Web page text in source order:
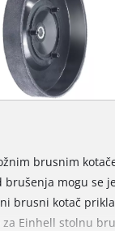
brusnim
mogu se
brusni kotač
Einhell stolnu